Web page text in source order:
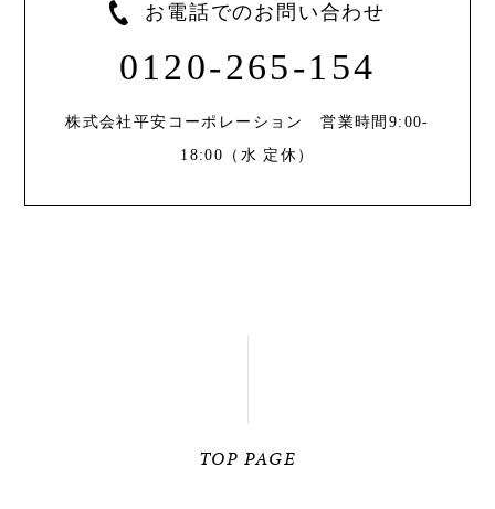
お電話でのお問い合わせ
0120-265-154
株式会社平安コーポレーション 営業時間9:00-
18:00（水 定休）
TOP PAGE